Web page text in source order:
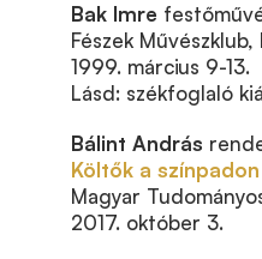
Bak Imre
Fészek
1999. március 9-13.
Lásd: székfoglaló
Bálint András
Költők a színpadon
Magyar
2017. október 3.